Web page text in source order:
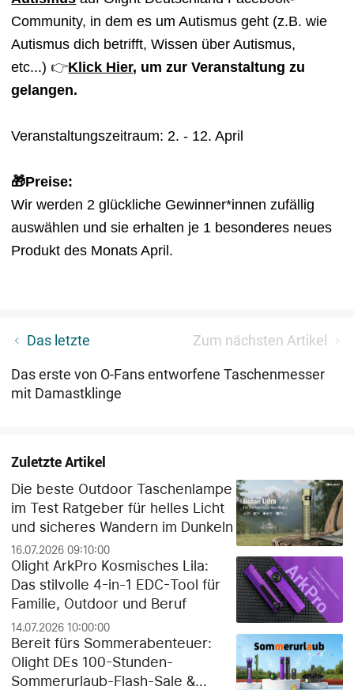
Community, in dem es um Autismus geht (z.B. wie
Autismus dich betrifft, Wissen über Autismus,
etc...) 👉Klick Hier, um zur Veranstaltung zu
gelangen.
Veranstaltungszeitraum: 2. - 12. April
🎁Preise:
Wir werden 2 glückliche Gewinner*innen zufällig
auswählen und sie erhalten je 1 besonderes neues
Produkt des Monats April.
Das letzte Zum nächsten Artikel
Hier klicken, um herauszufinden, was wir für den 16.
Das erste von O-Fans entworfene Taschenmesser
mit Damastklinge
Zuletzte Artikel
Die beste Outdoor Taschenlampe
im Test Ratgeber für helles Licht
und sicheres Wandern im Dunkeln
16.07.2026 09:10:00
Olight ArkPro Kosmisches Lila:
Das stilvolle 4-in-1 EDC-Tool für
Familie, Outdoor und Beruf
14.07.2026 10:00:00
Bereit fürs Sommerabenteuer:
Olight DEs 100-Stunden-
Sommerurlaub-Flash-Sale &